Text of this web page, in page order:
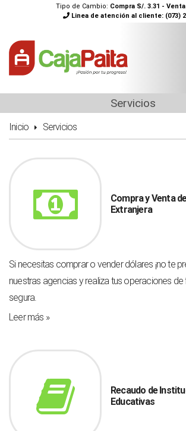
Tipo de Cambio: Compra S/. 3.31 -
Linea de atención al cliente: (073)
Servicios
Inicio Servicios
Compra y Venta
Extranjera
Si necesitas comprar o vender dólares ¡no te
nuestras agencias y realiza tus operaciones
segura.
Leer más »
Recaudo de
Educativas